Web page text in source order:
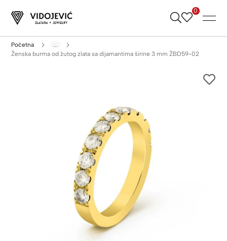
Skip
0
Početna
...
Ženska burma od žutog zlata sa dijamantima širine 3 mm ŽBD59-02